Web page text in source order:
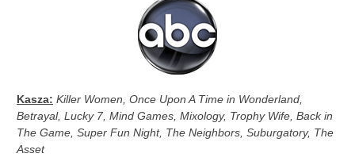
Kasza: Killer Women, Once Upon A Time in Wonderland,
Betrayal, Lucky 7, Mind Games, Mixology, Trophy Wife, Back in
The Game, Super Fun Night, The Neighbors, Suburgatory, The
Asset